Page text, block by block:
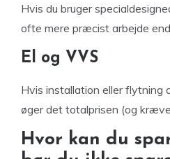
Hvis du bruger
ofte mere præcist arbejde
El og VVS
Hvis installation eller flytning
øger det totalprisen (og
Hvor kan du